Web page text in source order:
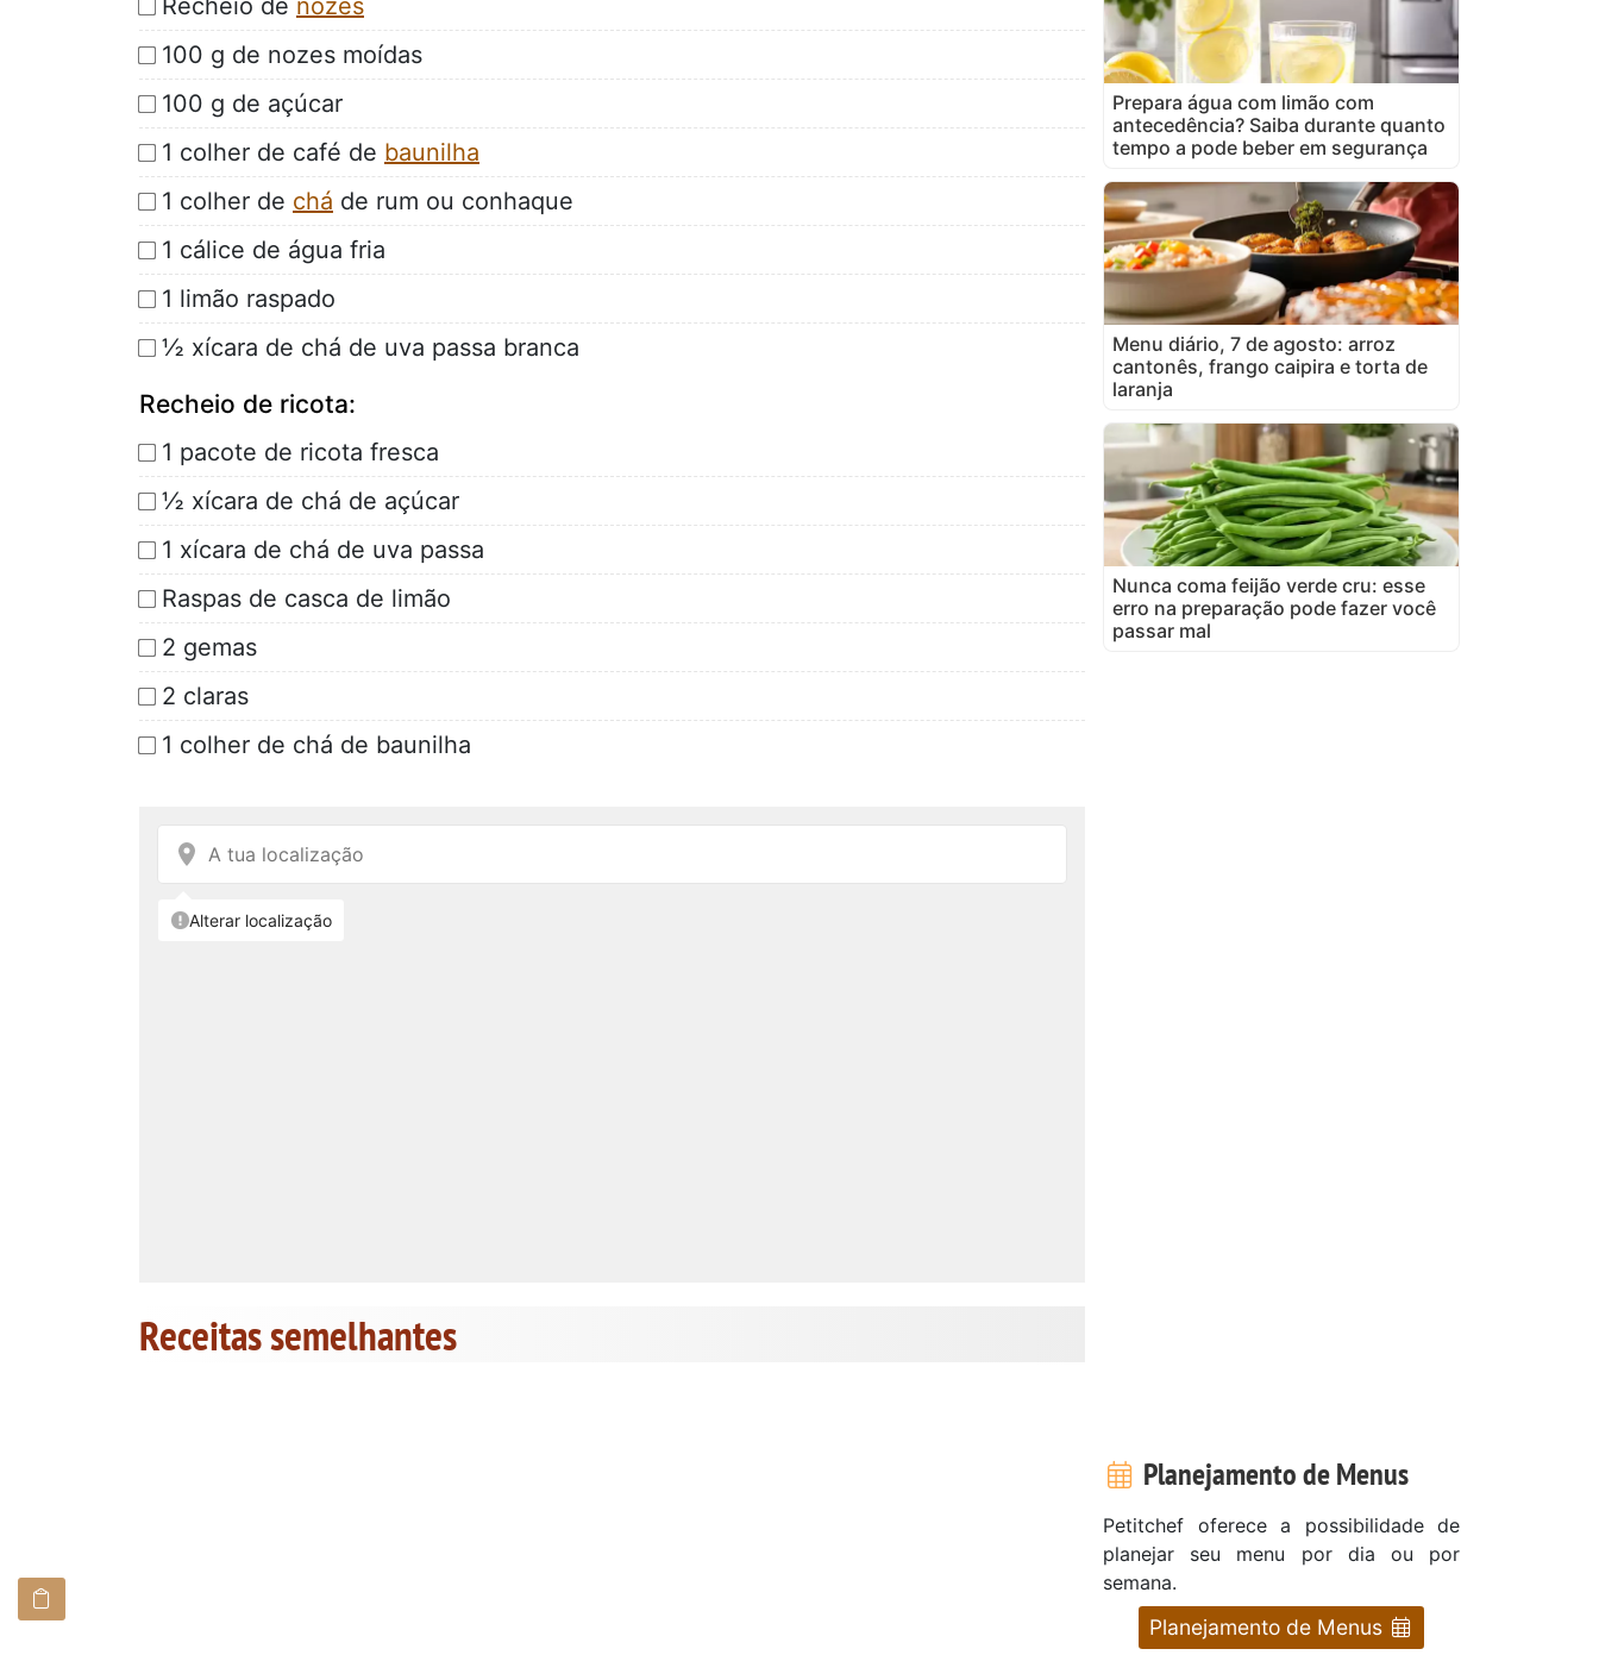
100 g de nozes moídas
100 g de açúcar
1 colher de café de baunilha
1 colher de chá de rum ou conhaque
1 cálice de água fria
1 limão raspado
½ xícara de chá de uva passa branca
Recheio de ricota:
1 pacote de ricota fresca
½ xícara de chá de açúcar
1 xícara de chá de uva passa
Raspas de casca de limão
2 gemas
2 claras
1 colher de chá de baunilha
Receitas semelhantes
Prepara água com limão com
antecedência? Saiba durante quanto
tempo a pode beber em segurança
Menu diário, 7 de agosto: arroz
cantonês, frango caipira e torta de
laranja
Nunca coma feijão verde cru: esse
erro na preparação pode fazer você
passar mal
Planejamento de Menus
Petitchef oferece a possibilidade de
planejar seu menu por dia ou por
semana.
Planejamento de Menus